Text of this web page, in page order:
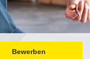
Bewerben